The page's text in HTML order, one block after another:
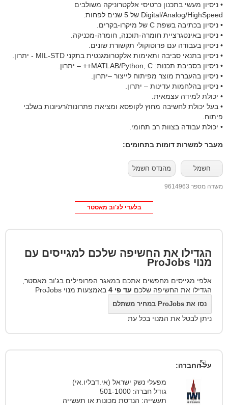
• ניסיון מעשי בתכנון כרטיסי אלקטרוניקה משולבים
Digital/Analog/HighSpeed של 5 שנים לפחות.
• ניסיון בכתיבה בשפת C של מיקרו-בקרים.
• ניסיון באינטגרציית חומרה-תוכנה, חומרה-מכניקה.
• ניסיון בעבודה עם פרוטוקולי תקשורת שונים.
• ניסיון בתנאי סביבה ותאימות אלקטרומגנטית בתקני MIL-STD - יתרון.
• ניסיון בסביבת תכנות: MATLAB/Python, C++ – יתרון.
• ניסיון בהעברת מוצר מפיתוח לייצור –יתרון.
• ניסיון בהלחמות עדינות – יתרון.
• יכולת למידה עצמאית.
• בעל יכולת לחשיבה מחוץ לקופסא ומציאת פתרונות/רעיונות בשלבי
פיתוח.
• יכולת עבודה בצוות רב תחומי.
מעבר למשרות דומות בתחומים:
חשמל מהנדס חשמל
משרה מספר 9614963
בלעדי לג'וב מאסטר
הגדילו את החשיפה שלכם למגייסים עם
מנוי ProJobs
אלפי מגייסים מחפשים אתכם במאגר הפרופילים בג'וב מאסטר,
הגדילו את החשיפה שלכם עד פי 4 באמצעות מנוי ProJobs
נסו את ProJobs במחיר משתלם
ניתן לבטל את המנוי בכל עת
על החברה:
מפעלי נשק ישראל (אי.דבליו.אי)
גודל חברה: 501-1000
תעשייה: הנדסת מכונות או תעשייה